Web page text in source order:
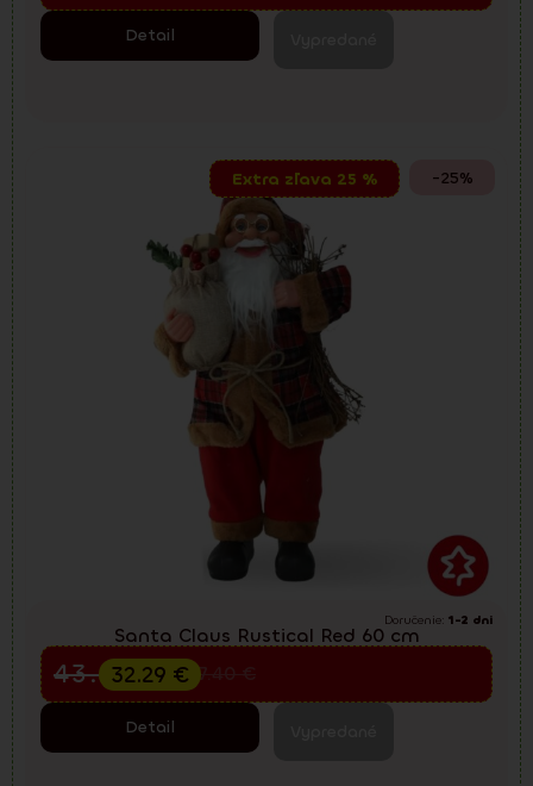
Detail
-25%
Extra zľava 25 %
Doručenie: 1-2 dni
Santa Claus Rustical Red 60 cm
Predvianočný výpredaj
57.40
43.05€
32.29 €
Detail